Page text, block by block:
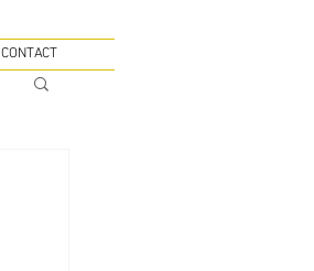
CONTACT